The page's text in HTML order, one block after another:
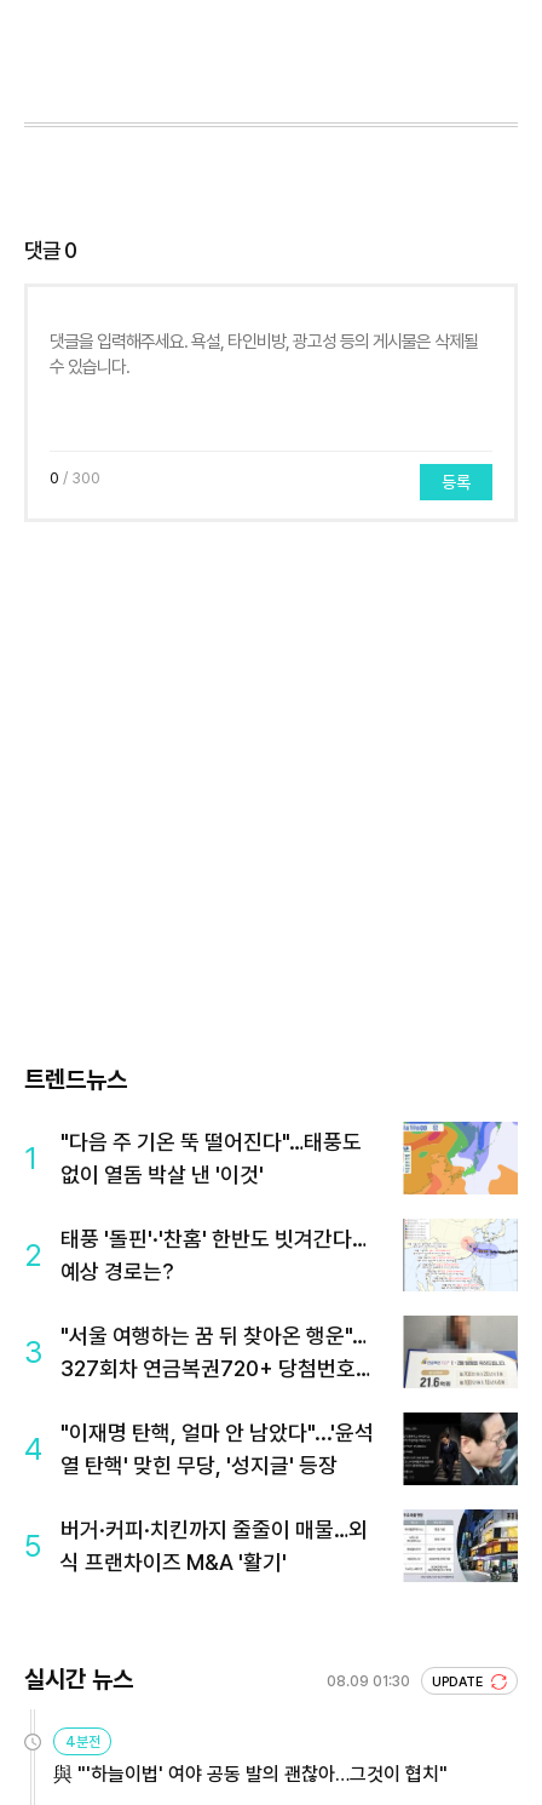
댓글0
0 / 300 등록
트렌드뉴스
1
"다음 주 기온 뚝 떨어진다"…태풍도
없이 열돔 박살 낸 '이것'
2
태풍 '돌핀'·'찬홈' 한반도 빗겨간다…
예상 경로는?
3
"서울 여행하는 꿈 뒤 찾아온 행운"…
327회차 연금복권720+ 당첨번호조
4
"이재명 탄핵, 얼마 안 남았다"...'윤석
열 탄핵' 맞힌 무당, '성지글' 등장
5
버거·커피·치킨까지 줄줄이 매물…외
식 프랜차이즈 M&A '활기'
실시간 뉴스 08.09 01:30 UPDATE
4분전
與 "'하늘이법' 여야 공동 발의 괜찮아…그것이 협치"